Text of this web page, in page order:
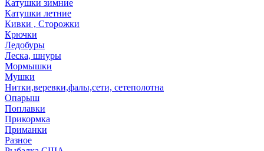
Катушки зимние
Катушки летние
Кивки , Сторожки
Крючки
Ледобуры
Леска, шнуры
Мормышки
Мушки
Нитки,веревки,фалы,сети, сетеполотна
Опарыш
Поплавки
Прикормка
Приманки
Разное